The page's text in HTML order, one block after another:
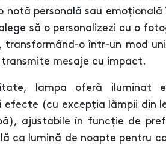
personală sau emoțională
să o personalizezi cu o
o într-un mod
mesaje cu impact.
lampa oferă iluminat
(cu excepția lămpii din
ajustabile în funcție de
ca lumină de noapte pentru